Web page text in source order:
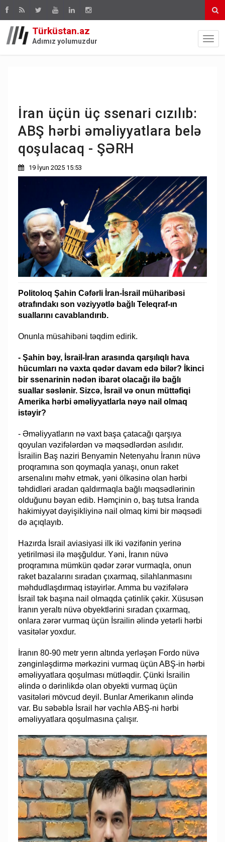
Türküstan.az
Adımız yolumuzdur
İran üçün üç ssenari cızılıb:
ABŞ hərbi əməliyyatlara belə
qoşulacaq - ŞƏRH
19 İyun 2025 15:53
Politoloq Şahin Cəfərli İran-İsrail müharibəsi
ətrafındakı son vəziyyətlə bağlı Teleqraf-ın
suallarını cavablandırıb.
Onunla müsahibəni təqdim edirik.
- Şahin bəy, İsrail-İran arasında qarşılıqlı hava
hücumları nə vaxta qədər davam edə bilər? İkinci
bir ssenarinin nədən ibarət olacağı ilə bağlı
suallar səslənir. Sizcə, İsrail və onun müttəfiqi
Amerika hərbi əməliyyatlarla nəyə nail olmaq
istəyir?
- Əməliyyatların nə vaxt başa çatacağı qarşıya
qoyulan vəzifələrdən və məqsədlərdən asılıdır.
İsrailin Baş naziri Benyamin Netenyahu İranın nüvə
proqramına son qoymaqla yanaşı, onun raket
arsenalını məhv etmək, yəni ölkəsinə olan hərbi
təhdidləri aradan qaldırmaqla bağlı məqsədlərinin
olduğunu bəyan edib. Həmçinin o, baş tutsa İranda
hakimiyyət dəyişikliyinə nail olmaq kimi bir məqsədi
də açıqlayıb.
Hazırda İsrail aviasiyasi ilk iki vəzifənin yerinə
yetirilməsi ilə məşğuldur. Yəni, İranın nüvə
proqramına mümkün qədər zərər vurmaqla, onun
raket bazalarını sıradan çıxarmaq, silahlanmasını
məhdudlaşdırmaq istəyirlər. Amma bu vəzifələrə
İsrail tək başına nail olmaqda çətinlik çəkir. Xüsusən
İranın yeraltı nüvə obyektlərini sıradan çıxarmaq,
onlara zərər vurmaq üçün İsrailin əlində yetərli hərbi
vasitələr yoxdur.
İranın 80-90 metr yerın altında yerləşən Fordo nüvə
zənginləşdirmə mərkəzini vurmaq üçün ABŞ-in hərbi
əməliyyatlara qoşulması mütləqdir. Çünki İsrailin
əlində o dərinlikdə olan obyekti vurmaq üçün
vasitələri mövcud deyil. Bunlar Amerikanın əlində
var. Bu səbəblə İsrail hər vəchlə ABŞ-ni hərbi
əməliyyatlara qoşulmasına çalışır.